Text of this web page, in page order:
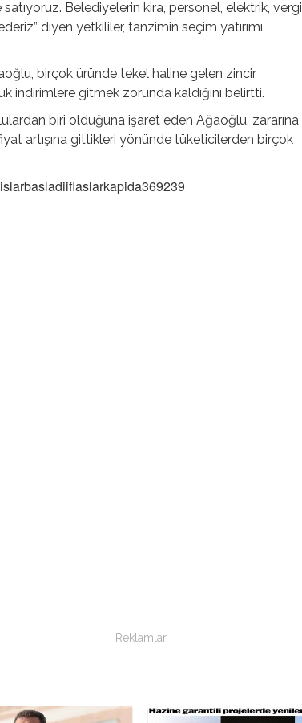
Belediyelerin kira, personel, elektrik, vergi
diyen yetkililer, tanzimin seçim yatırımı
birçok üründe tekel haline gelen zincir
indirimlere gitmek zorunda kaldığını belirtti.
biri olduğuna işaret eden Ağaoğlu, zararına
artışına gittikleri yönünde tüketicilerden birçok
Reklamlar